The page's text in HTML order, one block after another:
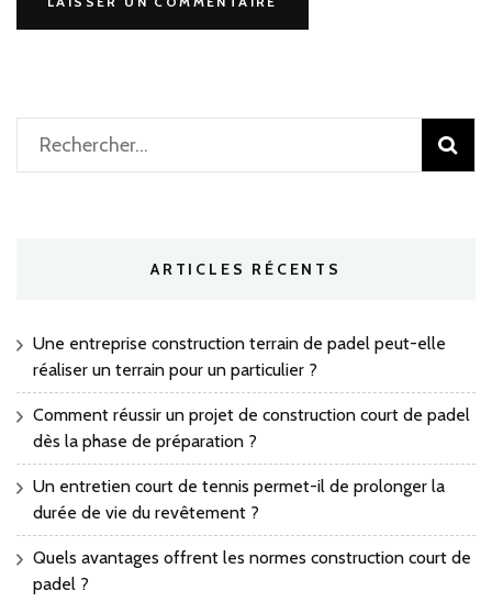
Rechercher :
ARTICLES RÉCENTS
Une entreprise construction terrain de padel peut-elle
réaliser un terrain pour un particulier ?
Comment réussir un projet de construction court de padel
dès la phase de préparation ?
Un entretien court de tennis permet-il de prolonger la
durée de vie du revêtement ?
Quels avantages offrent les normes construction court de
padel ?